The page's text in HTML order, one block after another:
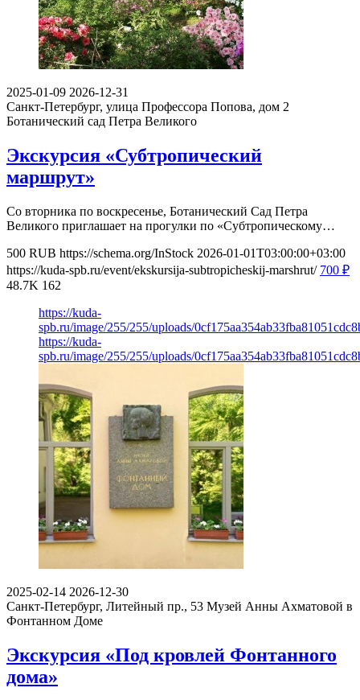
2025-01-09 2026-12-31
Санкт-Петербург, улица Профессора Попова, дом 2
Ботанический сад Петра Великого
Экскурсия «Субтропический
маршрут»
Со вторника по воскресенье, Ботанический Сад Петра
Великого приглашает на прогулки по «Субтропическому…
500 RUB https://schema.org/InStock 2026-01-01T03:00:00+03:00
https://kuda-spb.ru/event/ekskursija-subtropicheskij-marshrut/ 700 ₽
48.7K 162
https://kuda-
spb.ru/image/255/255/uploads/
https://kuda-
spb.ru/image/255/255/uploads/
2025-02-14 2026-12-30
Санкт-Петербург, Литейный пр., 53 Музей Анны Ахматовой в
Фонтанном Доме
Экскурсия «Под кровлей Фонтанного
дома»